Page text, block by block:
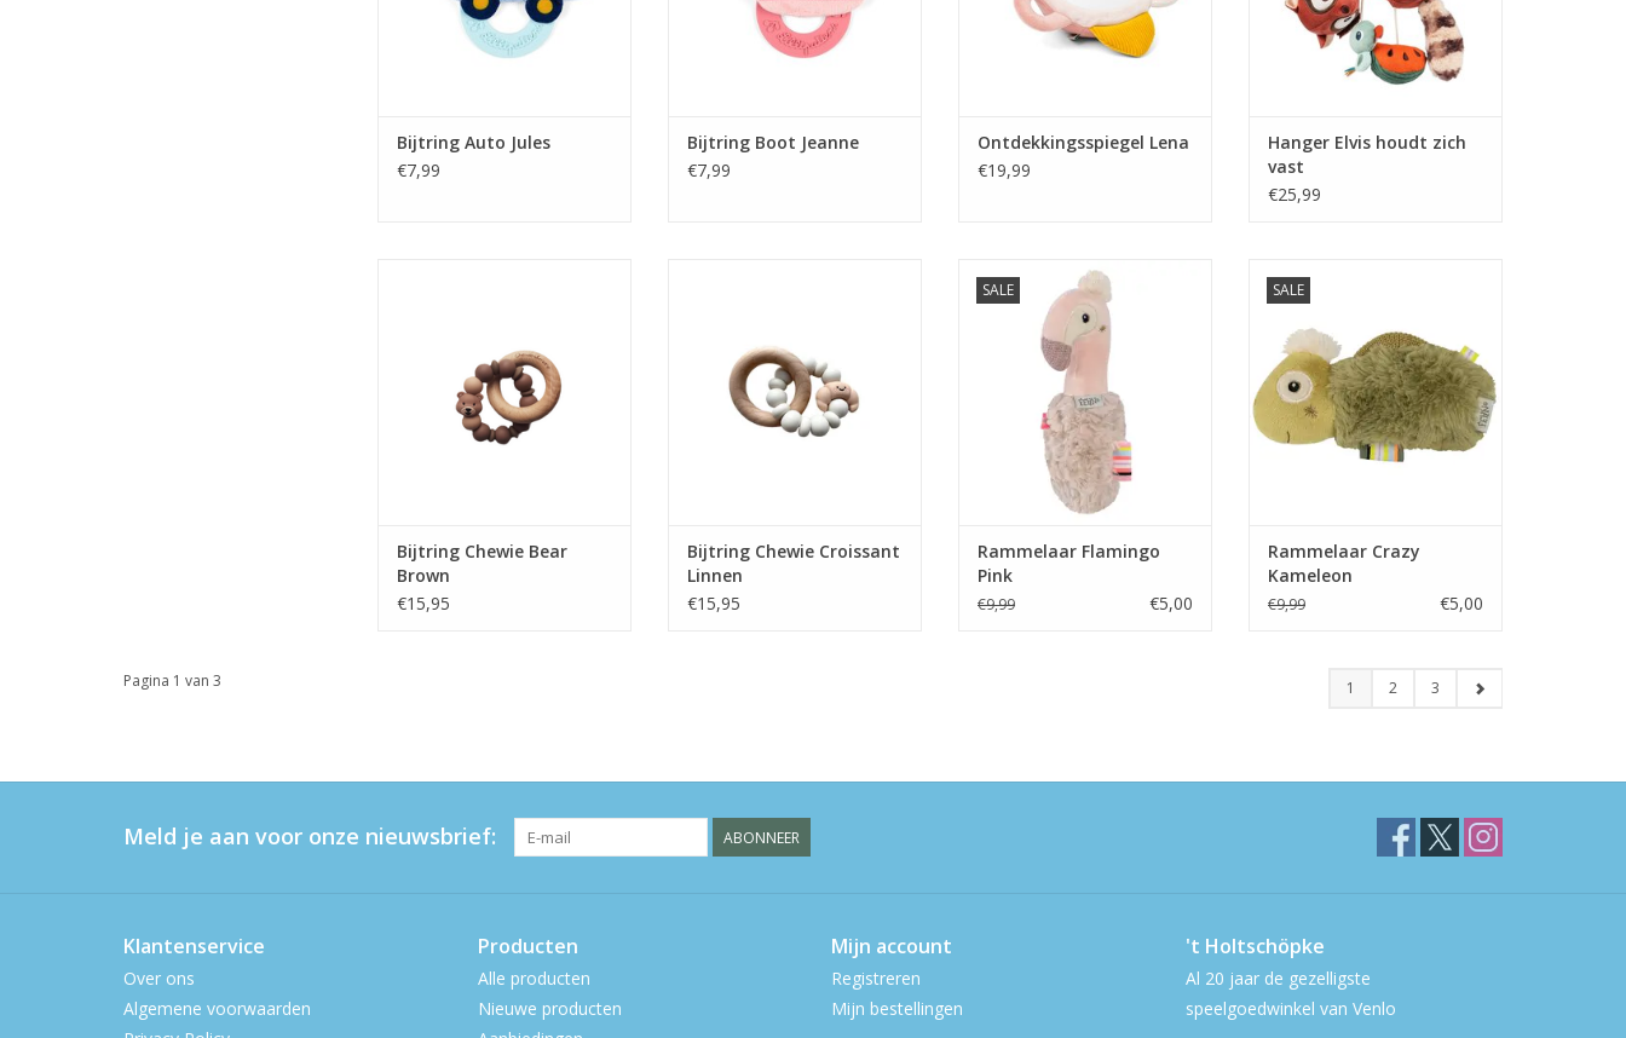
Bijtring Auto Jules
€7,99
Bijtring Boot Jeanne
€7,99
Ontdekkingsspiegel Lena
€19,99
Hanger Elvis houdt zich
vast
€25,99
Bijtring Chewie Bear
Brown
€15,95
Bijtring Chewie Croissant
Linnen
€15,95
SALE
Rammelaar Flamingo Pink
TOEVOEGEN AAN WINKELWAGEN
Rammelaar Flamingo
Pink
€9,99 €5,00
SALE
TOEVOEGEN AAN WINKELWAGEN
Rammelaar Crazy
Kameleon
€9,99 €5,00
Pagina 1 van 3 1 2 3
Meld je aan voor onze nieuwsbrief: ABONNEER
Klantenservice
Over ons
Algemene voorwaarden
Producten
Alle producten
Nieuwe producten
Mijn account
Registreren
Mijn bestellingen
't Holtschöpke
Al 20 jaar de gezelligste
speelgoedwinkel van Venlo